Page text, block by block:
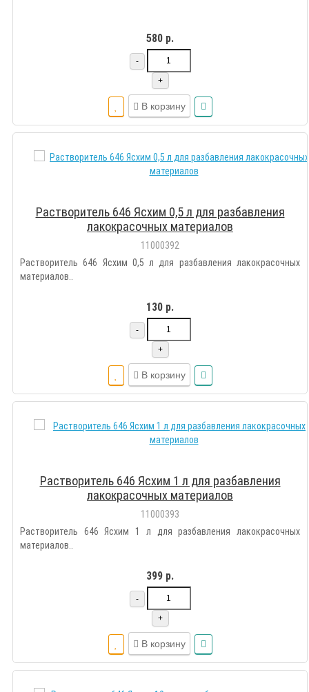
580 р.
-
+
В корзину
Растворитель 646 Ясхим 0,5 л для разбавления
лакокрасочных материалов
11000392
Растворитель 646 Ясхим 0,5 л для разбавления лакокрасочных
материалов..
130 р.
-
+
В корзину
Растворитель 646 Ясхим 1 л для разбавления
лакокрасочных материалов
11000393
Растворитель 646 Ясхим 1 л для разбавления лакокрасочных
материалов..
399 р.
-
+
В корзину